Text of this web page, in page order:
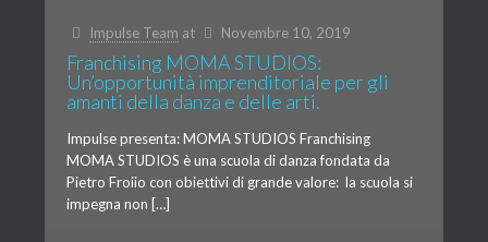
Impulse Team at Novembre 10, 2019
Franchising MOMA STUDIOS:
Un’opportunità imprenditoriale per gli
amanti della danza e delle arti.
Impulse presenta: MOMA STUDIOS Franchising
MOMA STUDIOS è una scuola di danza fondata da
Pietro Froiio con obiettivi di grande valore: la scuola si
impegna non […]